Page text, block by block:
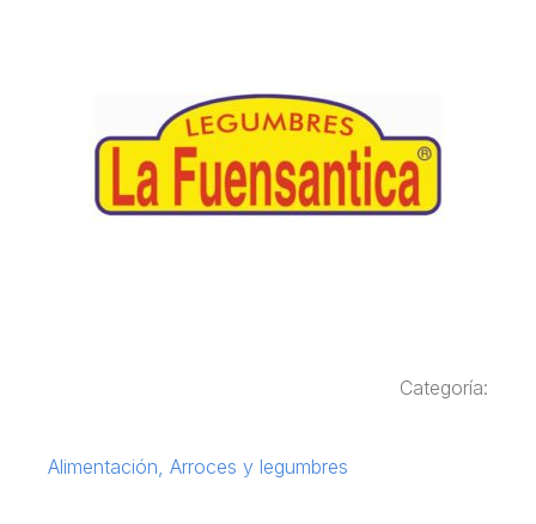
Categoría:
Alimentación, Arroces y legumbres